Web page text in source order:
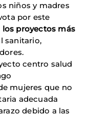
niños y madres
por este
los proyectos más
sanitario,
mujeres que no
adecuada
debido a las